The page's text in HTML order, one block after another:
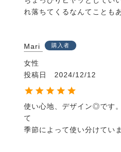
れ落ちてくるなんてことも
Mari 購入者
女性
投稿日
2024/12/12
使い心地、デザイン◎です
て
季節によって使い分けていま